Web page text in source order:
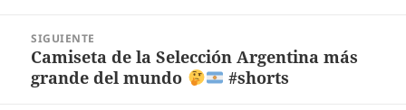
SIGUIENTE
Entrada
siguiente:
Camiseta de la Selección Argentina más
grande del mundo
#shorts